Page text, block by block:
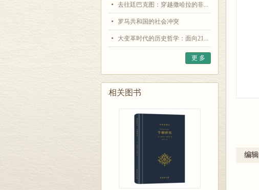
去往廷巴克图：穿越撒哈拉的非...
罗马共和国的社会冲突
大变革时代的历史哲学：面向21...
更 多
相关图书
编